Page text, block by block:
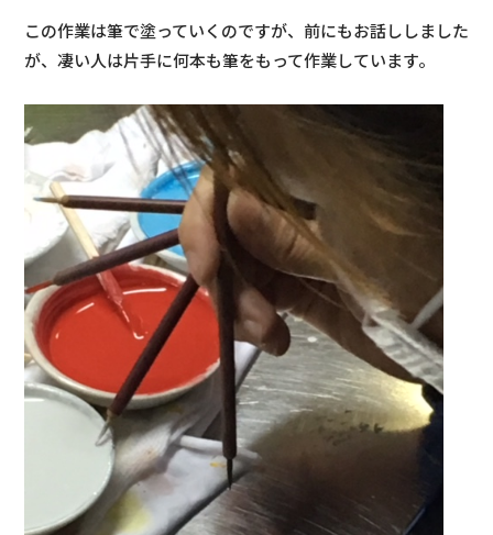
この作業は筆で塗っていくのですが、前にもお話ししました
が、凄い人は片手に何本も筆をもって作業しています。